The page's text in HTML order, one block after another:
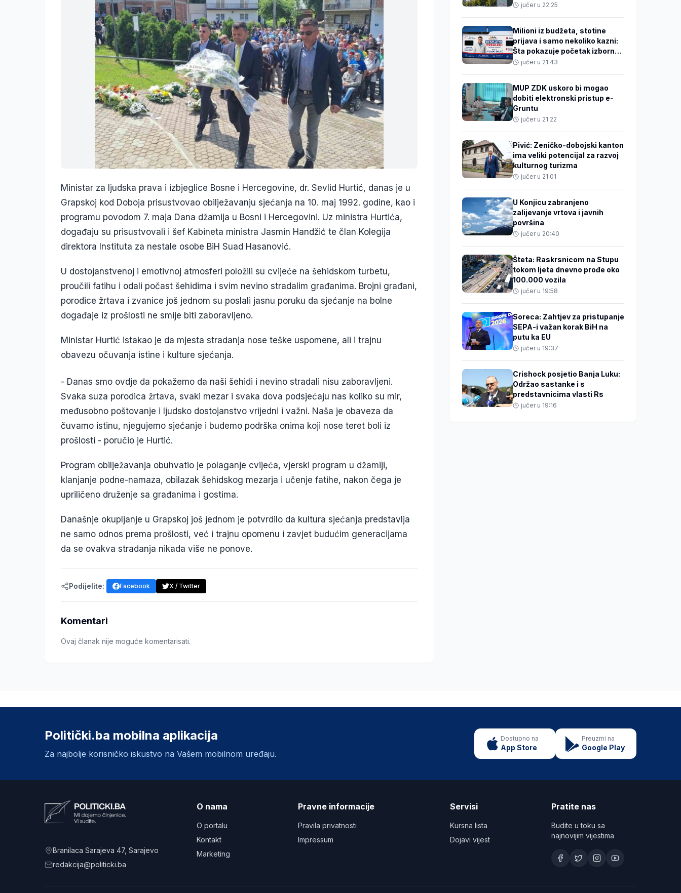
Ministar za ljudska prava i izbjeglice Bosne i Hercegovine, dr. Sevlid Hurtić, danas je u
Grapskoj kod Doboja prisustvovao obilježavanju sjećanja na 10. maj 1992. godine, kao i
programu povodom 7. maja Dana džamija u Bosni i Hercegovini. Uz ministra Hurtića,
događaju su prisustvovali i šef Kabineta ministra Jasmin Handžić te član Kolegija
direktora Instituta za nestale osobe BiH Suad Hasanović.
U dostojanstvenoj i emotivnoj atmosferi položili su cvijeće na šehidskom turbetu,
proučili fatihu i odali počast šehidima i svim nevino stradalim građanima. Brojni građani,
porodice žrtava i zvanice još jednom su poslali jasnu poruku da sjećanje na bolne
događaje iz prošlosti ne smije biti zaboravljeno.
Ministar Hurtić istakao je da mjesta stradanja nose teške uspomene, ali i trajnu
obavezu očuvanja istine i kulture sjećanja.
- Danas smo ovdje da pokažemo da naši šehidi i nevino stradali nisu zaboravljeni.
Svaka suza porodica žrtava, svaki mezar i svaka dova podsjećaju nas koliko su mir,
međusobno poštovanje i ljudsko dostojanstvo vrijedni i važni. Naša je obaveza da
čuvamo istinu, njegujemo sjećanje i budemo podrška onima koji nose teret boli iz
prošlosti - poručio je Hurtić.
Program obilježavanja obuhvatio je polaganje cvijeća, vjerski program u džamiji,
klanjanje podne-namaza, obilazak šehidskog mezarja i učenje fatihe, nakon čega je
upriličeno druženje sa građanima i gostima.
Današnje okupljanje u Grapskoj još jednom je potvrdilo da kultura sjećanja predstavlja
ne samo odnos prema prošlosti, već i trajnu opomenu i zavjet budućim generacijama
da se ovakva stradanja nikada više ne ponove.
Podijelite: Facebook X / Twitter
Komentari
Ovaj članak nije moguće komentarisati.
jučer u 22:25
Milioni iz budžeta, stotine
prijava i samo nekoliko kazni:
Šta pokazuje početak izborne
kampanje?
jučer u 21:43
MUP ZDK uskoro bi mogao
dobiti elektronski pristup e-
Gruntu
jučer u 21:22
Pivić: Zeničko-dobojski kanton
ima veliki potencijal za razvoj
kulturnog turizma
jučer u 21:01
U Konjicu zabranjeno
zalijevanje vrtova i javnih
površina
jučer u 20:40
Šteta: Raskrsnicom na Stupu
tokom ljeta dnevno prođe oko
100.000 vozila
jučer u 19:58
Soreca: Zahtjev za pristupanje
SEPA-i važan korak BiH na
putu ka EU
jučer u 19:37
Crishock posjetio Banja Luku:
Održao sastanke i s
predstavnicima vlasti Rs
jučer u 19:16
Politički.ba mobilna aplikacija
Za najbolje korisničko iskustvo na Vašem mobilnom uređaju.
Dostupno na
App Store
Preuzmi na
Google Play
Branilaca Sarajeva 47, Sarajevo
redakcija@politicki.ba
O nama
O portalu
Kontakt
Marketing
Pravne informacije
Pravila privatnosti
Impressum
Servisi
Kursna lista
Dojavi vijest
Pratite nas
Budite u toku sa
najnovijim vijestima